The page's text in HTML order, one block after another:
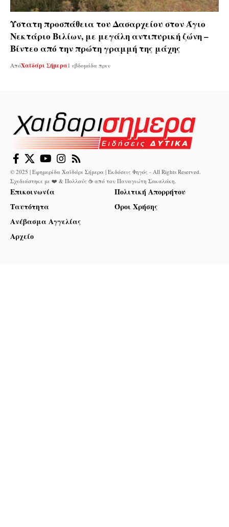
Ύστατη προσπάθεια του Δασαρχείου στον Άγιο
Νεκτάριο Βιλίων, με μεγάλη αντιπυρική ζώνη –
Βίντεο από την πρώτη γραμμή της μάχης
ΑπόΧαϊδάρι Σήμερα 1 εβδομάδα πριν
© 2025 | Εφημερίδα Χαϊδάρι Σήμερα | Εκδόσεις Φηγός - All Rights Reserved.
Σχεδιάστηκε με ❤️ & Πολλούς ☕ από τον Παναγιώτη Σακαλάκη.
Επικοινωνία
Ταυτότητα
Ανέβασμα Αγγελίας
Αρχείο
Πολιτική Απορρήτου
Όροι Χρήσης